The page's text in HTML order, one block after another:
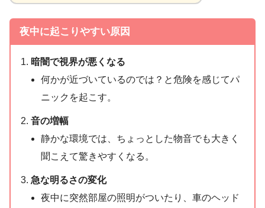
夜中に起こりやすい原因
暗闇で視界が悪くなる
何かが近づいているのでは？と危険を感じてパ
ニックを起こす。
音の増幅
静かな環境では、ちょっとした物音でも大きく
聞こえて驚きやすくなる。
急な明るさの変化
夜中に突然部屋の照明がついたり、車のヘッド